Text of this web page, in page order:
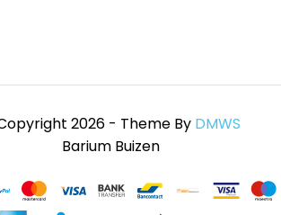
2026 - Theme By DMWS
Barium Buizen